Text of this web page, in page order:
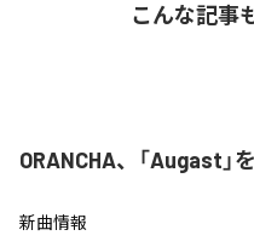
こんな記事
ORANCHA、「Augast」
新曲情報